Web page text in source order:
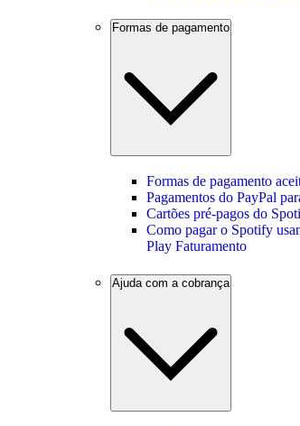
Formas de pagamento
Formas de pagamento
Pagamentos do PayPal
Cartões pré-pagos do
Como pagar o Spotify
Play Faturamento
Ajuda com a cobrança